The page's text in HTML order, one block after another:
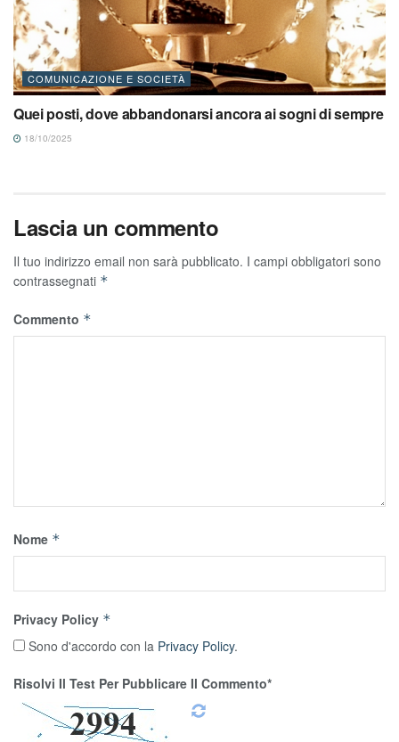
COMUNICAZIONE E SOCIETÀ
Quei posti, dove abbandonarsi ancora ai sogni di sempre
18/10/2025
Lascia un commento
Il tuo indirizzo email non sarà pubblicato. I campi obbligatori sono
contrassegnati *
Commento *
Nome *
Privacy Policy *
Sono d'accordo con la Privacy Policy.
Risolvi Il Test Per Pubblicare Il Commento*